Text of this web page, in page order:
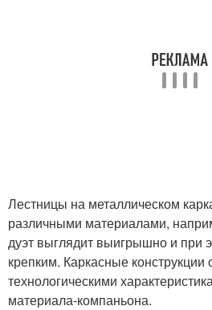
Лестницы на металлическом
различными материалами,
дуэт выглядит выигрышно и при
крепким. Каркасные конструкции
технологическими
материала-компаньона.